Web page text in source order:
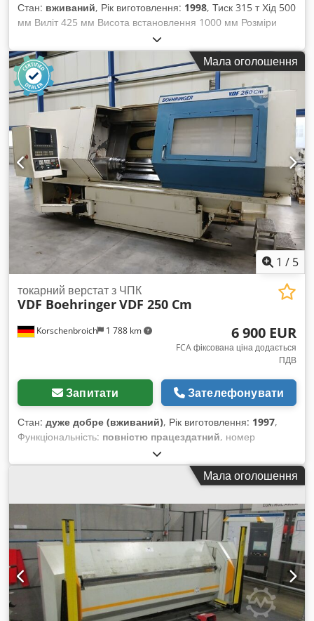
Стан: вживаний, Рік виготовлення: 1998, Тиск 315 т Хід 500
мм Виліт 425 мм Висота встановлення 1000 мм Розміри
стола 1200 x 815 мм Висота стола над підлогою 800 мм
Поверхня повзуна 1100 x 700 мм Швидкість вниз 48 мм/с
Швидкість вгору 330 мм/с Робоча швидкість 19 мм/с Об'єм
масла 1600 л Потужність приводу 82,0 кВт Вага 23,0 т
Csdpfx Apjzrppvs Ierf Габарити прибл. 2,4 x 2,8 x 4,0 м з
гідравлічним приводом на маслі, керування по тиску/часу та
ходу, передня світлова завіса (Sick), управління двома
руками
Мала оголошення
1 / 5
Korschenbroich 1 788 km
токарний верстат з ЧПК
VDF BoehringerVDF 250 Cm
6 900 EUR
FCA фіксована ціна додається
ПДВ
Запитати Зателефонувати
Стан: дуже добре (вживаний), Рік виготовлення: 1997,
Функціональність: повністю працездатний, номер
машини/транспортного засобу:
верстат з ЧПК Виробник: Boehringer Модель: VDF 250Cm
Рік випуску: 1997 VDF Boehringer 250C Верстат оснащено: -
інструмент - Спеціальний поворотний патрон - Система
керування Siemens 840C Верстат Boehringer VDF 250 Cm
— це токарний верстат з ЧПК, призначений для обробки
заготовок у патроні. Відзначається масивною конструкцією
та високою точністю обробки. Технічні характеристики
(модель 1997 року) Робоча зона: - Діаметр обробки над
станиною: 550 мм - Діаметр обробки над супортом: 480 мм
- Хід по осі X: 405 мм - Хід по осі Z: 1099 мм - Максимальна
Мала оголошення